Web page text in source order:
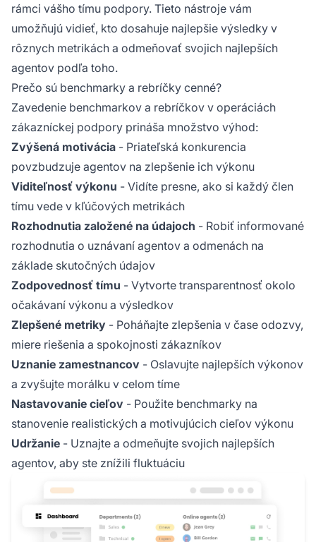
rámci vášho tímu podpory. Tieto nástroje vám
umožňujú vidieť, kto dosahuje najlepšie výsledky v
rôznych metrikách a odmeňovať svojich najlepších
agentov podľa toho.
Prečo sú benchmarky a rebríčky cenné?
Zavedenie benchmarkov a rebríčkov v operáciách
zákazníckej podpory prináša množstvo výhod:
Zvýšená motivácia - Priateľská konkurencia
povzbudzuje agentov na zlepšenie ich výkonu
Viditeľnosť výkonu - Vidíte presne, ako si každý člen
tímu vede v kľúčových metrikách
Rozhodnutia založené na údajoch - Robiť informované
rozhodnutia o uznávaní agentov a odmenách na
základe skutočných údajov
Zodpovednosť tímu - Vytvorte transparentnosť okolo
očakávaní výkonu a výsledkov
Zlepšené metriky - Poháňajte zlepšenia v čase odozvy,
miere riešenia a spokojnosti zákazníkov
Uznanie zamestnancov - Oslavujte najlepších výkonov
a zvyšujte morálku v celom tíme
Nastavovanie cieľov - Použite benchmarky na
stanovenie realistických a motivujúcich cieľov výkonu
Udržanie - Uznajte a odmeňujte svojich najlepších
agentov, aby ste znížili fluktuáciu